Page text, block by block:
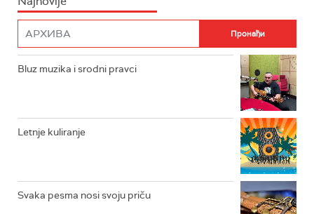
RADIO ROKENROLER
Bluz muzika i srodni pravci
Letnje kuliranje
Svaka pesma nosi svoju priču